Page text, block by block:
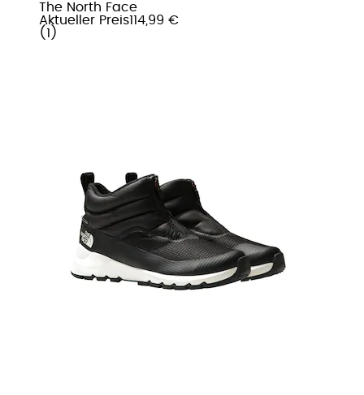
The North Face
Aktueller Preis114,99 €
( 1 )